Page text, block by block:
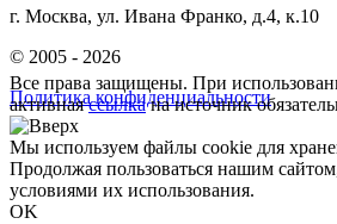
г. Москва, ул. Ивана Франко, д.4, к.10
© 2005 - 2026
Политика конфиденциальности
Все права защищены. При
активнаяссылкана источник
Мы используем файлы cookie для
Продолжая пользоваться нашим
условиями их использования.
OK